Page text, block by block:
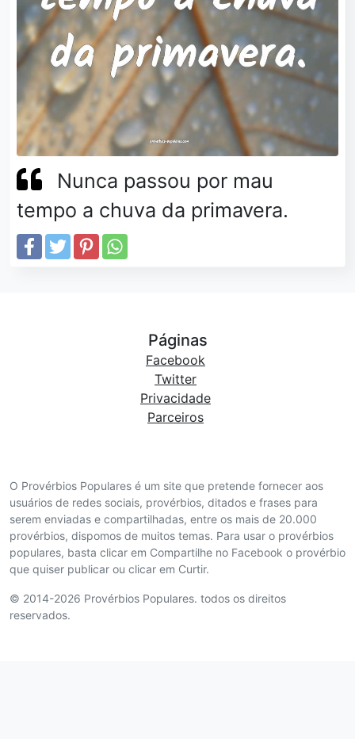
Nunca passou por mau
tempo a chuva da primavera.
O Provérbios Populares é um site que pretende fornecer aos
usuários de redes sociais, provérbios, ditados e frases para
serem enviadas e compartilhadas, entre os mais de 20.000
provérbios, dispomos de muitos temas. Para usar o provérbios
populares, basta clicar em Compartilhe no Facebook o provérbio
que quiser publicar ou clicar em Curtir.
© 2014-2026 Provérbios Populares. todos os direitos
reservados.
Páginas
Facebook
Twitter
Privacidade
Parceiros